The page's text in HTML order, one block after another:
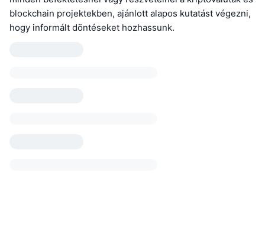
blockchain projektekben, ajánlott alapos kutatást végezni,
hogy informált döntéseket hozhassunk.